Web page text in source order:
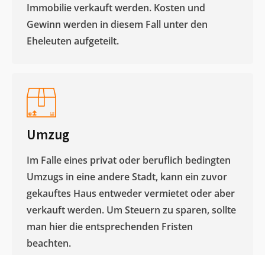
Immobilie verkauft werden. Kosten und
Gewinn werden in diesem Fall unter den
Eheleuten aufgeteilt.​
Umzug
Im Falle eines privat oder beruflich bedingten
Umzugs in eine andere Stadt, kann ein zuvor
gekauftes Haus entweder vermietet oder aber
verkauft werden. Um Steuern zu sparen, sollte
man hier die entsprechenden Fristen
beachten.